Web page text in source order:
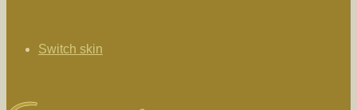
Switch skin